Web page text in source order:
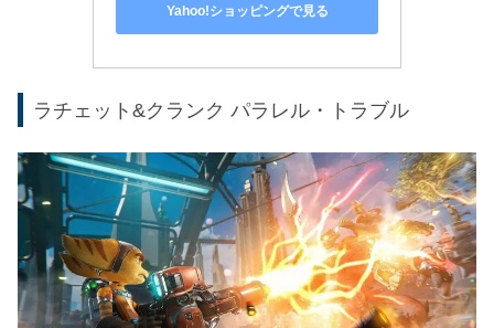
Yahoo!ショッピングで見る
ラチェット&クランク パラレル・トラブル